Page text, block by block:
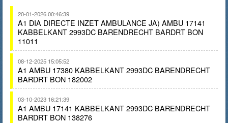
20-01-2026 00:46:39
A1 DIA DIRECTE INZET AMBULANCE JA) AMBU 17141
KABBELKANT 2993DC BARENDRECHT BARDRT BON
11011
08-12-2025 15:05:52
A1 AMBU 17380 KABBELKANT 2993DC BARENDRECHT
BARDRT BON 182002
03-10-2023 16:21:39
A1 AMBU 17141 KABBELKANT 2993DC BARENDRECHT
BARDRT BON 138276